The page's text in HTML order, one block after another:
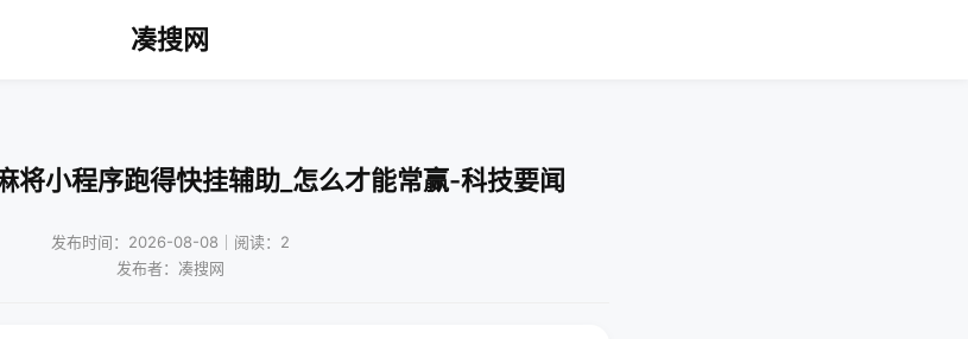
凑搜网
将小程序跑得快挂辅助_怎么才能常赢-科技要闻
发布时间：2026-08-08｜阅读：2
发布者：凑搜网